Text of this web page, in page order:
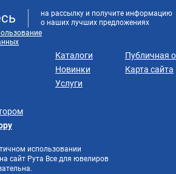
на рассылку и получите информацию
о наших лучших предложениях
Каталоги
Новинки
Услуги
Публичная
Карта сайта
использовании
сайт Рута Все для ювелиров